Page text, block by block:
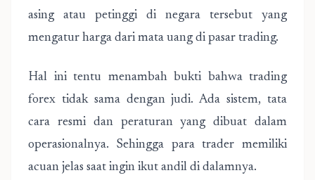
asing atau petinggi di negara tersebut yang
mengatur harga dari mata uang di pasar trading.
Hal ini tentu menambah bukti bahwa trading
forex tidak sama dengan judi. Ada sistem, tata
cara resmi dan peraturan yang dibuat dalam
operasionalnya. Sehingga para trader memiliki
acuan jelas saat ingin ikut andil di dalamnya.